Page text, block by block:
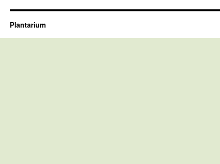
Plantarium